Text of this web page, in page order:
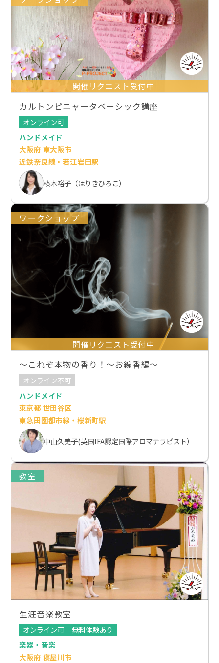
開催リクエスト受付中
カルトンピニャータベーシック講座
オンライン可
ハンドメイド
大阪府 東大阪市
近鉄奈良線・若江岩田駅
榛木裕子（はりきひろこ）
ワークショップ
開催リクエスト受付中
～これぞ本物の香り！～お線香編～
オンライン不可
ハンドメイド
東京都 世田谷区
東急田園都市線・桜新町駅
中山久美子(英国IFA認定国際アロマテラピスト）
教室
生涯音楽教室
オンライン可
無料体験あり
楽器・音楽
大阪府 寝屋川市